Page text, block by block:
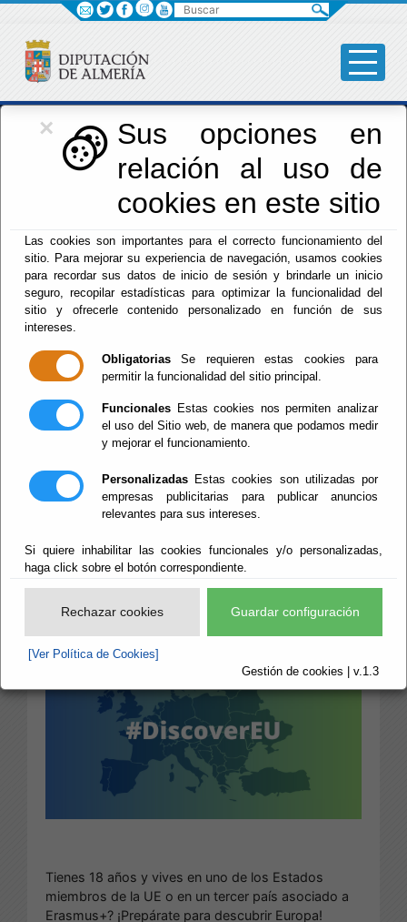
×
Sus opciones en
relación al uso de
cookies en este sitio
Las cookies son importantes para el correcto funcionamiento del
sitio. Para mejorar su experiencia de navegación, usamos cookies
para recordar sus datos de inicio de sesión y brindarle un inicio
seguro, recopilar estadísticas para optimizar la funcionalidad del
sitio y ofrecerle contenido personalizado en función de sus
intereses.
Obligatorias Se requieren estas cookies para
permitir la funcionalidad del sitio principal.
Funcionales Estas cookies nos permiten analizar
el uso del Sitio web, de manera que podamos medir
y mejorar el funcionamiento.
Personalizadas Estas cookies son utilizadas por
empresas publicitarias para publicar anuncios
relevantes para sus intereses.
Si quiere inhabilitar las cookies funcionales y/o personalizadas,
haga click sobre el botón correspondiente.
Rechazar cookies Guardar configuración
[Ver Política de Cookies]
Gestión de cookies | v.1.3
Iniciativas Europeas
Europedirectalmeria
Inicio - Iniciativas Europeas - DiscoverEU: convocatoria
de candidaturas | Portal Europeo de la Juventud
Vigente.
DiscoverEU:
convocatoria de
candidaturas |
la Juventud
Tienes 18 años y vives en uno de los Estados
miembros de la UE o en un tercer país asociado a
Erasmus+? ¡Prepárate para descubrir Europa!
Buscar